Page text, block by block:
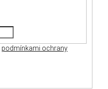
podmínkami ochrany